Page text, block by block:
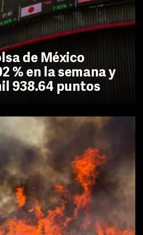
de México
% en la semana y
938.64 puntos